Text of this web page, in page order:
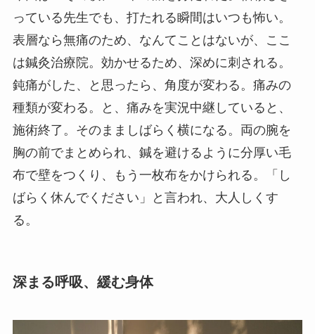
っている先生でも、打たれる瞬間はいつも怖い。
表層なら無痛のため、なんてことはないが、ここ
は鍼灸治療院。効かせるため、深めに刺される。
鈍痛がした、と思ったら、角度が変わる。痛みの
種類が変わる。と、痛みを実況中継していると、
施術終了。そのまましばらく横になる。両の腕を
胸の前でまとめられ、鍼を避けるように分厚い毛
布で壁をつくり、もう一枚布をかけられる。「し
ばらく休んでください」と言われ、大人しくす
る。
深まる呼吸、緩む身体